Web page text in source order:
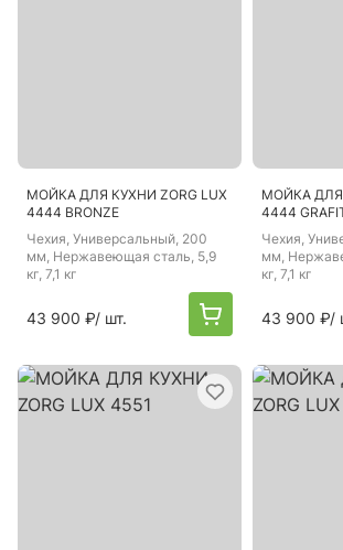
МОЙКА ДЛЯ КУХНИ ZORG LUX
4444 BRONZE
Чехия, Универсальный, 200
мм, Нержавеющая сталь, 5,9
кг, 7,1 кг
43 900 ₽/ шт.
МОЙКА ДЛЯ
4444
Чехия,
мм,
кг, 7,1 кг
43 900 ₽/